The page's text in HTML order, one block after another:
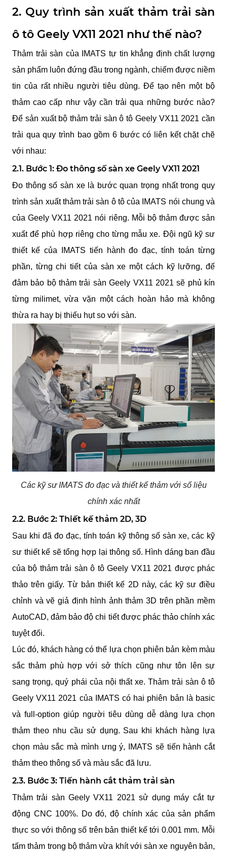
2. Quy trình sản xuất thảm trải sàn
ô tô Geely VX11 2021 như thế nào?
Thảm trải sàn của IMATS tự tin khẳng định chất lượng
sản phẩm luôn đứng đầu trong ngành, chiếm được niềm
tin của rất nhiều người tiêu dùng. Để tạo nên một bộ
thảm cao cấp như vậy cần trải qua những bước nào?
Để sản xuất bộ thảm trải sàn ô tô Geely VX11 2021 cần
trải qua quy trình bao gồm 6 bước có liên kết chặt chẽ
với nhau:
2.1. Bước 1: Đo thông số sàn xe Geely VX11 2021
Đo thông số sàn xe là bước quan trọng nhất trong quy
trình sản xuất thảm trải sàn ô tô của IMATS nói chung và
của Geely VX11 2021 nói riêng. Mỗi bộ thảm được sản
xuất để phù hợp riêng cho từng mẫu xe. Đội ngũ kỹ sư
thiết kế của IMATS tiến hành đo đạc, tính toán từng
phần, từng chi tiết của sàn xe một cách kỹ lưỡng, để
đảm bảo bộ thảm trải sàn Geely VX11 2021 sẽ phủ kín
từng milimet, vừa vặn một cách hoàn hảo mà không
thừa ra hay bị thiếu hụt so với sàn.
Các kỹ sư IMATS đo đạc và thiết kế thảm với số liệu
chính xác nhất
2.2. Bước 2: Thiết kế thảm 2D, 3D
Sau khi đã đo đạc, tính toán kỹ thông số sàn xe, các kỹ
sư thiết kế sẽ tổng hợp lại thông số. Hình dáng ban đầu
của bộ thảm trải sàn ô tô Geely VX11 2021 được phác
thảo trên giấy. Từ bản thiết kế 2D này, các kỹ sư điều
chỉnh và vẽ giả định hình ảnh thảm 3D trên phần mềm
AutoCAD, đảm bảo độ chi tiết được phác thảo chính xác
tuyệt đối.
Lúc đó, khách hàng có thể lựa chọn phiên bản kèm màu
sắc thảm phù hợp với sở thích cũng như tôn lên sự
sang trọng, quý phái của nội thất xe. Thảm trải sàn ô tô
Geely VX11 2021 của IMATS có hai phiên bản là basic
và full-option giúp người tiêu dùng dễ dàng lựa chọn
thảm theo nhu cầu sử dụng. Sau khi khách hàng lựa
chọn màu sắc mà mình ưng ý, IMATS sẽ tiến hành cắt
thảm theo thông số và màu sắc đã lưu.
2.3. Bước 3: Tiến hành cắt thảm trải sàn
Thảm trải sàn Geely VX11 2021 sử dụng máy cắt tự
động CNC 100%. Do đó, độ chính xác của sản phẩm
thực so với thông số trên bản thiết kế tới 0.001 mm. Mỗi
tấm thảm trong bộ thảm vừa khít với sàn xe nguyên bản,